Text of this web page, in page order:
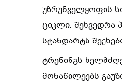
უზრუნველყოფის
ციკლი. შეხვედრა
სტანდარტს
ტრენინგს
მონაწილეებს